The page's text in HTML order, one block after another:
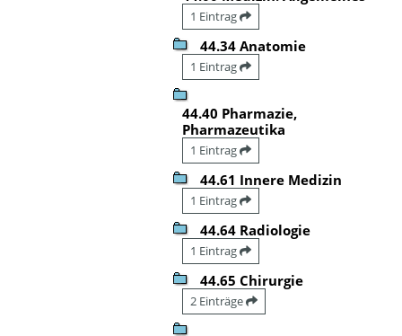
1 Eintrag
44.34 Anatomie
1 Eintrag
44.40 Pharmazie,
Pharmazeutika
1 Eintrag
44.61 Innere Medizin
1 Eintrag
44.64 Radiologie
1 Eintrag
44.65 Chirurgie
2 Einträge